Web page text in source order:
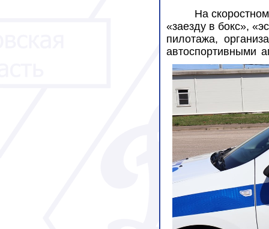
На
«заезду в бокс»,
пилотажа,
автоспортивными